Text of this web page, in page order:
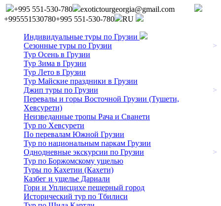
+995 551-530-780
exotictourgeorgia@gmail.com
+995551530780+995 551-530-780 RU
Индивидуальные туры по Грузии
Сезонные туры по Грузии
>
Тур Осень в Грузии
Тур Зима в Грузии
Тур Лето в Грузии
Тур Майские праздники в Грузии
Джип туры по Грузии
>
Перевалы и горы Восточной Грузии (Тушети,
Хевсурети)
Неизведанные тропы Рача и Сванети
Тур по Хевсурети
По перевалам Южной Грузии
Тур по национальным паркам Грузии
Однодневные экскурсии по Грузии
>
Тур по Боржомскому ущелью
Туры по Кахетии (Кахети)
Казбег и ущелье Дариали
Гори и Уплисцихе пещерный город
Исторический тур по Тбилиси